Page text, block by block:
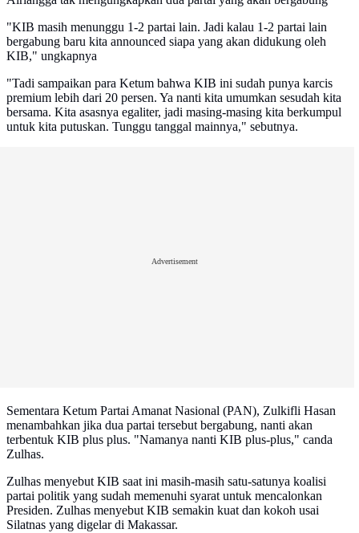
"KIB masih menunggu 1-2 partai lain. Jadi kalau 1-2 partai lain
bergabung baru kita announced siapa yang akan didukung oleh
KIB," ungkapnya
"Tadi sampaikan para Ketum bahwa KIB ini sudah punya karcis
premium lebih dari 20 persen. Ya nanti kita umumkan sesudah kita
bersama. Kita asasnya egaliter, jadi masing-masing kita berkumpul
untuk kita putuskan. Tunggu tanggal mainnya," sebutnya.
Advertisement
Sementara Ketum Partai Amanat Nasional (PAN), Zulkifli Hasan
menambahkan jika dua partai tersebut bergabung, nanti akan
terbentuk KIB plus plus. "Namanya nanti KIB plus-plus," canda
Zulhas.
Zulhas menyebut KIB saat ini masih-masih satu-satunya koalisi
partai politik yang sudah memenuhi syarat untuk mencalonkan
Presiden. Zulhas menyebut KIB semakin kuat dan kokoh usai
Silatnas yang digelar di Makassar.